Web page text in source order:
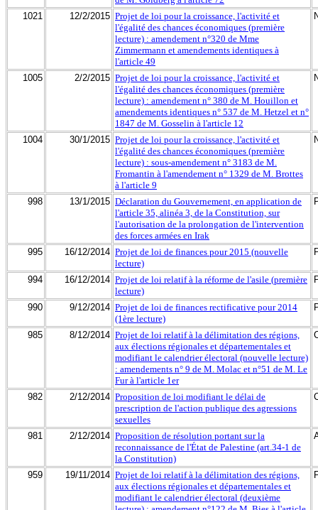
1021 12/2/2015 Projet de loi pour la croissance, l'activité et
l'égalité des chances économiques (première
lecture) : amendement n°320 de Mme
Zimmermann et amendements identiques à
l'article 49
1005 2/2/2015 Projet de loi pour la croissance, l'activité et
l'égalité des chances économiques (première
lecture) : amendement n° 380 de M. Houillon et
amendements identiques n° 537 de M. Hetzel et n°
1847 de M. Gosselin à l'article 12
1004 30/1/2015 Projet de loi pour la croissance, l'activité et
l'égalité des chances économiques (première
lecture) : sous-amendement n° 3183 de M.
Fromantin à l'amendement n° 1329 de M. Brottes
à l'article 9
998 13/1/2015 Déclaration du Gouvernement, en application de
l'article 35, alinéa 3, de la Constitution, sur
l'autorisation de la prolongation de l'intervention
des forces armées en Irak
995 16/12/2014 Projet de loi de finances pour 2015 (nouvelle
lecture)
994 16/12/2014 Projet de loi relatif à la réforme de l'asile (première
lecture)
990 9/12/2014 Projet de loi de finances rectificative pour 2014
(1ère lecture)
985 8/12/2014 Projet de loi relatif à la délimitation des régions,
aux élections régionales et départementales et
modifiant le calendrier électoral (nouvelle lecture)
: amendements n° 9 de M. Molac et n°51 de M. Le
Fur à l'article 1er
982 2/12/2014 Proposition de loi modifiant le délai de
prescription de l'action publique des agressions
sexuelles
981 2/12/2014 Proposition de résolution portant sur la
reconnaissance de l'État de Palestine (art.34-1 de
la Constitution)
959 19/11/2014 Projet de loi relatif à la délimitation des régions,
aux élections régionales et départementales et
modifiant le calendrier électoral (deuxième